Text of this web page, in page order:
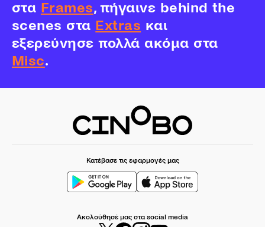
στα Frames, πήγαινε behind the
scenes στα Extras και
εξερεύνησε πολλά ακόμα στα
Misc.
Κατέβασε τις εφαρμογές μας
Ακολούθησέ μας στα social media